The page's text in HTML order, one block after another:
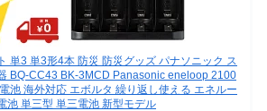
単3 単3形4本 防災 防災グッズ パナソニック ス
BQ-CC43 BK-3MCD Panasonic eneloop 2100
池 海外対応 エボルタ 繰り返し使える エネルー
池 単三型 単三電池 新型モデル